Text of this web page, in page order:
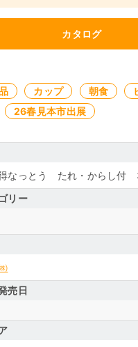
カタログ
カップ 朝食
26春見本市出展
なっとう たれ・からし付
リー
売日